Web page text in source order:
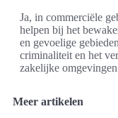
Ja, in commerciële
helpen bij het
en gevoelige
criminaliteit en het
zakelijke
Meer artikelen